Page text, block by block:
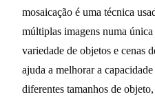
mosaicação é uma técnica
múltiplas imagens numa
variedade de objetos e cenas
ajuda a melhorar a
diferentes tamanhos de